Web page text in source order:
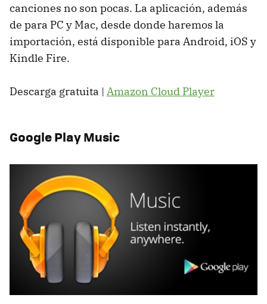
canciones no son pocas. La aplicación, además
de para PC y Mac, desde donde haremos la
importación, está disponible para Android, iOS y
Kindle Fire.
Descarga gratuita | Amazon Cloud Player
Google Play Music